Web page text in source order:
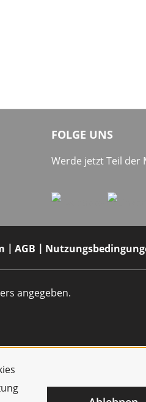
FOLGE UNS
Werde jetzt Teil der
AGB
angegeben.